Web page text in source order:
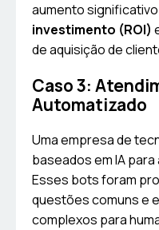
aumento
investimento (ROI)
de aquisição de
Caso 3:
Automatizado
Uma empresa de
baseados em IA
Esses bots foram
questões comuns e
complexos para